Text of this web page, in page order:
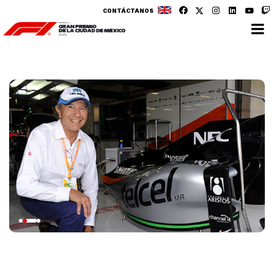
CONTÁCTANOS